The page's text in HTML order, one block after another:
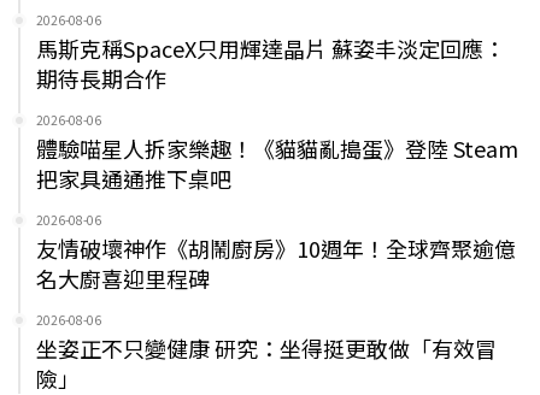
2026-08-06
馬斯克稱SpaceX只用輝達晶片 蘇姿丰淡定回應：
期待長期合作
2026-08-06
體驗喵星人拆家樂趣！《貓貓亂搗蛋》登陸 Steam
把家具通通推下桌吧
2026-08-06
友情破壞神作《胡鬧廚房》10週年！全球齊聚逾億
名大廚喜迎里程碑
2026-08-06
坐姿正不只變健康 研究：坐得挺更敢做「有效冒
險」